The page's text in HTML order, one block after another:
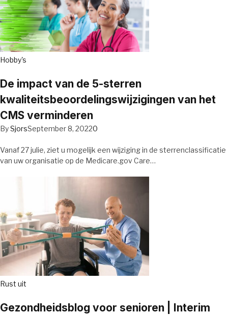
Hobby's
De impact van de 5-sterren
kwaliteitsbeoordelingswijzigingen van het
CMS verminderen
BySjorsSeptember 8, 20220
Vanaf 27 julie, ziet u mogelijk een wijziging in de sterrenclassificatie
van uw organisatie op de Medicare.gov Care…
Rust uit
Gezondheidsblog voor senioren | Interim